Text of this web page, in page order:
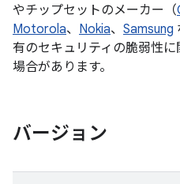
やチップセットのメーカー（
Motorola、 Nokia、 Samsung
有のセキュリティの脆弱性
場合があります。
バージョン